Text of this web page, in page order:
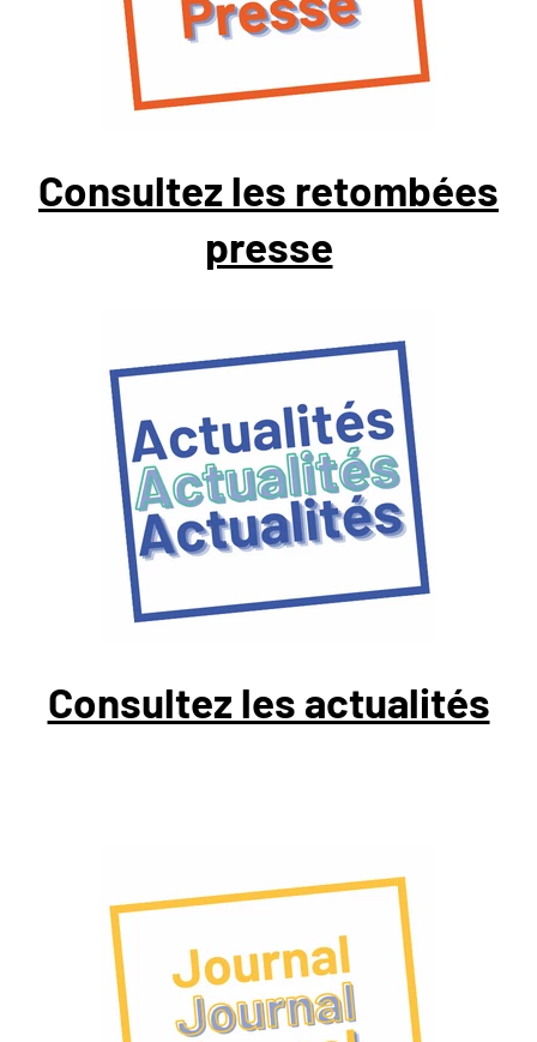
Consultez les retombées
presse
Consultez les actualités